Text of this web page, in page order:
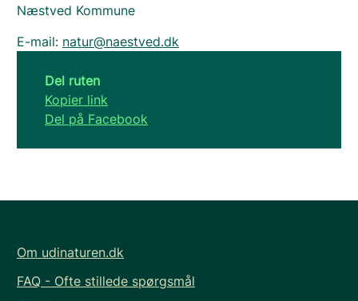
Næstved Kommune
E-mail: natur@naestved.dk
Del ruten
Kopier link
Del på Facebook
Om udinaturen.dk
FAQ - Ofte stillede spørgsmål